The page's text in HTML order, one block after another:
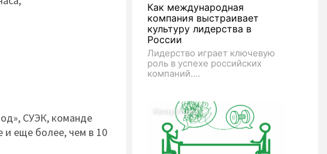
СУЭК, команде
и еще более, чем в 10
Как международная
компания выстраивает
культуру лидерства в
России
Лидерство играет ключевую
роль в успехе российских
компаний....
Концепции